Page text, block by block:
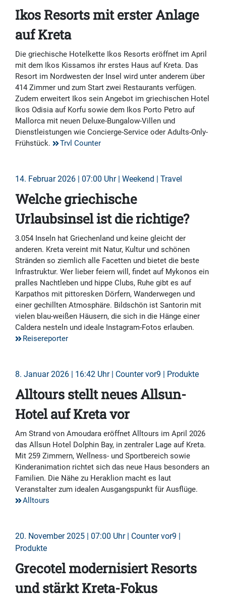
Ikos Resorts mit erster Anlage
auf Kreta
Die griechische Hotelkette Ikos Resorts eröffnet im April
mit dem Ikos Kissamos ihr erstes Haus auf Kreta. Das
Resort im Nordwesten der Insel wird unter anderem über
414 Zimmer und zum Start zwei Restaurants verfügen.
Zudem erweitert Ikos sein Angebot im griechischen Hotel
Ikos Odisia auf Korfu sowie dem Ikos Porto Petro auf
Mallorca mit neuen Deluxe-Bungalow-Villen und
Dienstleistungen wie Concierge-Service oder Adults-Only-
Frühstück.
Trvl Counter
14. Februar 2026 | 07:00 Uhr | Weekend | Travel
Welche griechische
Urlaubsinsel ist die richtige?
3.054 Inseln hat Griechenland und keine gleicht der
anderen. Kreta vereint mit Natur, Kultur und schönen
Stränden so ziemlich alle Facetten und bietet die beste
Infrastruktur. Wer lieber feiern will, findet auf Mykonos ein
pralles Nachtleben und hippe Clubs, Ruhe gibt es auf
Karpathos mit pittoresken Dörfern, Wanderwegen und
einer gechillten Atmosphäre. Bildschön ist Santorin mit
vielen blau-weißen Häusern, die sich in die Hänge einer
Caldera nesteln und ideale Instagram-Fotos erlauben.
Reisereporter
8. Januar 2026 | 16:42 Uhr | Counter vor9 | Produkte
Alltours stellt neues Allsun-
Hotel auf Kreta vor
Am Strand von Amoudara eröffnet Alltours im April 2026
das Allsun Hotel Dolphin Bay, in zentraler Lage auf Kreta.
Mit 259 Zimmern, Wellness- und Sportbereich sowie
Kinderanimation richtet sich das neue Haus besonders an
Familien. Die Nähe zu Heraklion macht es laut
Veranstalter zum idealen Ausgangspunkt für Ausflüge.
Alltours
20. November 2025 | 07:00 Uhr | Counter vor9 |
Produkte
Grecotel modernisiert Resorts
und stärkt Kreta-Fokus